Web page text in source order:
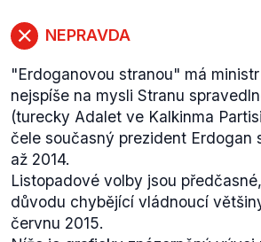
umožněnému nižšími cenami
nicméně nepříznivě působí
Rusku a domácí politická
investice a poptávku. PodleOSN
Turecko, navzdory mírnému
ekonomického růstu, podobně
"emerging economies" například
jihovýchodní Evropy, zažívá
pomalejších temp růstu. Od toho
také rostoucí míru
NEPRAVDA
"Erdoganovou stranou" má
nejspíše na mysli Stranu
(turecky Adalet ve Kalkinma
čele současný prezident Erdogan
až 2014.
Listopadové volby jsou
důvodu chybějící vládnoucí
červnu 2015.